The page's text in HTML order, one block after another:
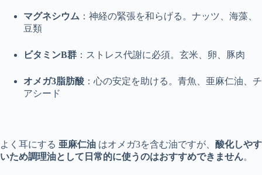
マグネシウム ：神経の緊張を和らげる。ナッツ、海藻、
豆類
ビタミンB群 ：ストレス代謝に必須。玄米、卵、豚肉
オメガ3脂肪酸 ：心の安定を助ける。青魚、亜麻仁油、チ
アシード
よく耳にする 亜麻仁油 はオメガ3を含む油ですが、 酸化しやす
いため調理油として日常的に使うのはおすすめできません。